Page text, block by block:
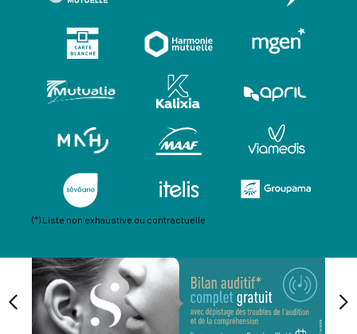
(*) Liste non exhaustive ou contractuelle